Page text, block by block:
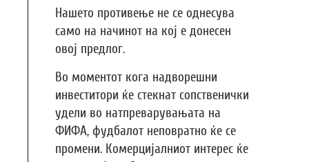
Нашето противење не се однесува
само на начинот на кој е донесен
овој предлог.
Во моментот кога надворешни
инвеститори ќе стекнат сопственички
удели во натпреварувањата на
ФИФА, фудбалот неповратно ќе се
промени. Комерцијалниот интерес ќе